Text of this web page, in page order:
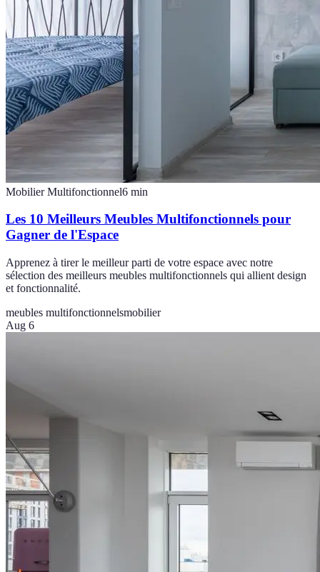
Mobilier Multifonctionnel6 min
Les 10 Meilleurs Meubles Multifonctionnels pour
Gagner de l'Espace
Apprenez à tirer le meilleur parti de votre espace avec notre
sélection des meilleurs meubles multifonctionnels qui allient design
et fonctionnalité.
meubles multifonctionnelsmobilier
Aug 6